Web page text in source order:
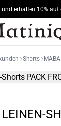
und erhalten 10% auf
Shorts